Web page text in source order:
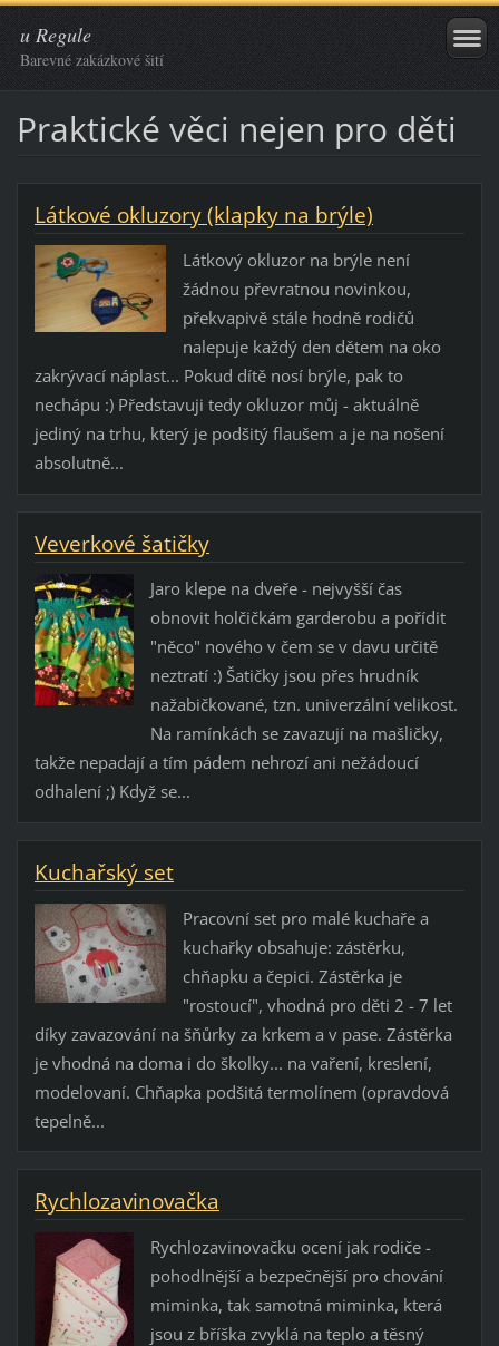
u Regule
Barevné zakázkové šití
Praktické věci nejen pro děti
Látkové okluzory (klapky na brýle)
Látkový okluzor na brýle není
žádnou převratnou novinkou,
překvapivě stále hodně rodičů
nalepuje každý den dětem na oko
zakrývací náplast... Pokud dítě nosí brýle, pak to
nechápu :) Představuji tedy okluzor můj - aktuálně
jediný na trhu, který je podšitý flaušem a je na nošení
absolutně...
Veverkové šatičky
Jaro klepe na dveře - nejvyšší čas
obnovit holčičkám garderobu a pořídit
"něco" nového v čem se v davu určitě
neztratí :) Šatičky jsou přes hrudník
nažabičkované, tzn. univerzální velikost.
Na ramínkách se zavazují na mašličky,
takže nepadají a tím pádem nehrozí ani nežádoucí
odhalení ;) Když se...
Kuchařský set
Pracovní set pro malé kuchaře a
kuchařky obsahuje: zástěrku,
chňapku a čepici. Zástěrka je
"rostoucí", vhodná pro děti 2 - 7 let
díky zavazování na šňůrky za krkem a v pase. Zástěrka
je vhodná na doma i do školky... na vaření, kreslení,
modelovaní. Chňapka podšitá termolínem (opravdová
tepelně...
Rychlozavinovačka
Rychlozavinovačku ocení jak rodiče -
pohodlnější a bezpečnější pro chování
miminka, tak samotná miminka, která
jsou z bříška zvyklá na teplo a těsný